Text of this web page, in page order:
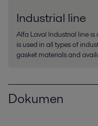
Industrial line
Alfa Laval Industrial line
is used in all types of
gasket materials and
Dokumen